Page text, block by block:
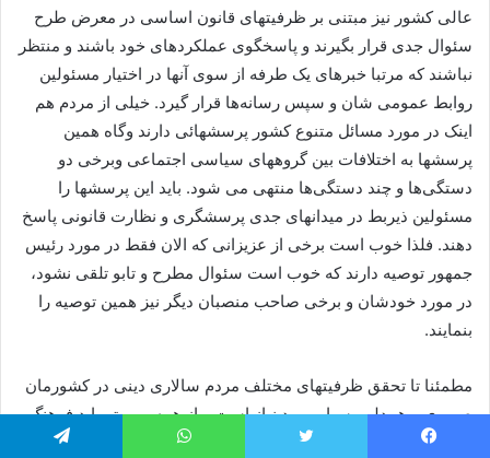
عالی کشور نیز مبتنی بر ظرفیتهای قانون اساسی در معرض طرح
سئوال جدی قرار بگیرند و پاسخگوی عملکردهای خود باشند و منتظر
نباشند که مرتبا خبرهای یک طرفه از سوی آنها در اختیار مسئولین
روابط عمومی شان و سپس رسانه‌ها قرار گیرد. خیلی از مردم هم
اینک در مورد مسائل متنوع کشور پرسشهائی دارند وگاه همین
پرسشها به اختلافات بین گروههای سیاسی اجتماعی وبرخی دو
دستگی‌ها و چند دستگی‌ها منتهی می شود. باید این پرسشها را
مسئولین ذیربط در میدانهای جدی پرسشگری و نظارت قانونی پاسخ
دهند. فلذا خوب است برخی از عزیزانی که الان فقط در مورد رئیس
جمهور توصیه دارند که خوب است سئوال مطرح و تابو تلقی نشود،
در مورد خودشان و برخی صاحب منصبان دیگر نیز همین توصیه را
بنمایند.
مطمئنا تا تحقق ظرفیتهای مختلف مردم سالاری دینی در کشورمان
صبوری و همدلی بسیار مورد نیاز است و از همه مهم تر باید فرهنگ
درست حرکت در این مسیر را توسعه دهیم.